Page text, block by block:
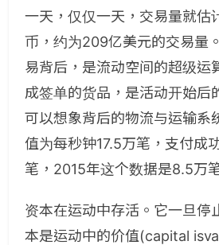
一天，仅仅一天，交易量就估
币，约为209亿美元的交易量
易背后，是流动空间的超级运
成签单的货品，是活动开始后
可以想象背后的物流与运输系
值为每秒钟17.5万笔，支付成
笔，2015年这个数据是8.5万
资本在运动中存活。它一旦停
本是运动中的价值(capital